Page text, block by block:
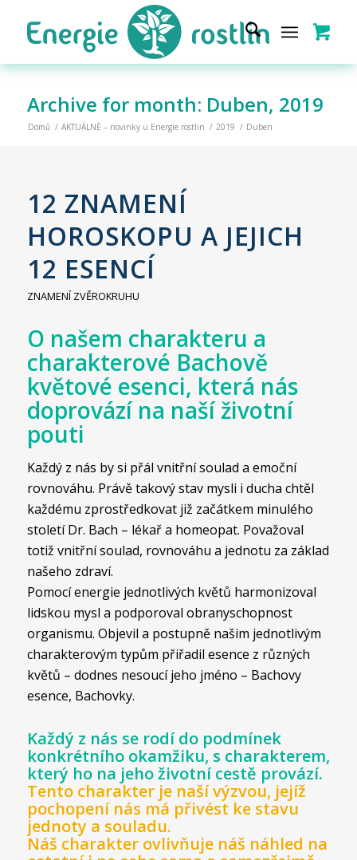
Archive for month: Duben, 2019
Domů / AKTUÁLNĚ – novinky u Energie rostlin / 2019 / Duben
12 ZNAMENÍ
HOROSKOPU A JEJICH
12 ESENCÍ
ZNAMENÍ ZVĚROKRUHU
O našem charakteru a
charakterové Bachově
květové esenci, která nás
doprovází na naší životní
pouti
Každý z nás by si přál vnitřní soulad a emoční
rovnováhu. Právě takový stav mysli i ducha chtěl
každému zprostředkovat již začátkem minulého
století Dr. Bach – lékař a homeopat. Považoval
totiž vnitřní soulad, rovnováhu a jednotu za základ
našeho zdraví.
Pomocí energie jednotlivých květů harmonizoval
lidskou mysl a podporoval obranyschopnost
organismu. Objevil a postupně našim jednotlivým
charakterovým typům přiřadil esence z různých
květů – dodnes nesoucí jeho jméno – Bachovy
esence, Bachovky.
Každý z nás se rodí do podmínek
konkrétního okamžiku, s charakterem,
který ho na jeho životní cestě provází.
Tento charakter je naší výzvou, jejíž
pochopení nás má přivést ke stavu
jednoty a souladu.
Náš charakter ovlivňuje náš náhled na